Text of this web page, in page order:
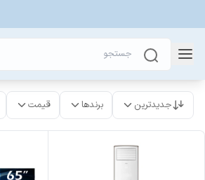
جدیدترین برندها قیمت